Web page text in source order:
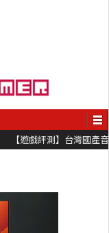
曲》只有黑白鍵的譜面